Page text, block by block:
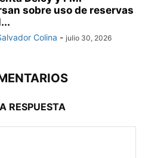
sobre uso de reservas
Colina - julio 30, 2026
RESPUESTA